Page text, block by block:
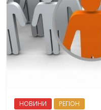
НОВИНИ РЕГІОН